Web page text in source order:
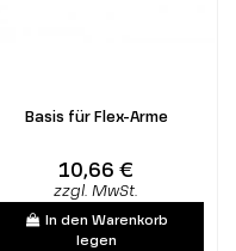
Basis für Flex-Arme
10,66 €
zzgl. MwSt.
In den Warenkorb
legen